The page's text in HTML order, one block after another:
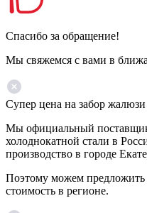
Спасибо за обращение!
Мы свяжемся с вами в
Супер цена на забор жалюзи
Мы официальный
холоднокатной стали в
производство в городе
Поэтому можем
стоимость в регионе.